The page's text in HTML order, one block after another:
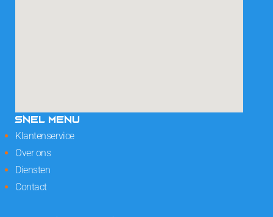
SNEL MENU
Klantenservice
Over ons
Diensten
Contact